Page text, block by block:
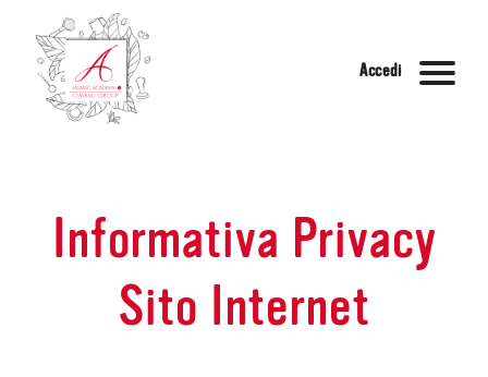
Accedi
Informativa Privacy
Sito Internet